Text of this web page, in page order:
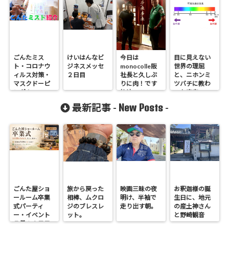
ごんたミス
ト・コロナウ
ィルス対策・
マスクドーピ
ング！
けいはんなビ
ジネスメッセ
２日目
今日は
monocolle阪
社長と久しぶ
りに肉！です
(^^)
目に見えない
世界の理屈
と、ニホンミ
ツバチに教わ
った宇宙への
最新記事 - New Posts -
ごんた屋ショ
ールーム卒業
式パーティ
ー・イベント
７月１９日日
旅から戻った
相棒、ムクロ
ジのブレスレ
ット。
映画三昧の夜
明け、半袖で
走り出す朝。
お釈迦様の誕
生日に、地元
の産土神さん
と野崎観音
へ。